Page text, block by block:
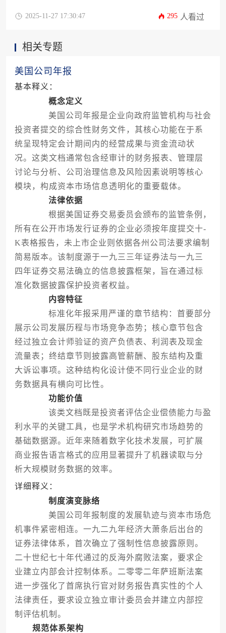
选标准等核心环节，帮助企业在合规前提下优化海
2025-11-27 17:30:47 295 人看过
相关专题
美国公司年报
基本释义：
概念定义
美国公司年报是企业向政府监管机构与社会
投资者提交的综合性财务文件，其核心功能在于系
统呈现特定会计期间内的经营成果与资金流动状
况。这类文档通常包含经审计的财务报表、管理层
讨论与分析、公司治理信息及风险因素说明等核心
模块，构成资本市场信息透明化的重要载体。
法律依据
根据美国证券交易委员会颁布的监管条例，
所有在公开市场发行证券的企业必须按年度提交十-
K表格报告，未上市企业则依据各州公司法要求编制
简易版本。该制度源于一九三三年证券法与一九三
四年证券交易法确立的信息披露框架，旨在通过标
准化数据披露保护投资者权益。
内容特征
标准化年报采用严谨的章节结构：首要部分
展示公司发展历程与市场竞争态势；核心章节包含
经过独立会计师验证的资产负债表、利润表及现金
流量表；终结章节则披露高管薪酬、股东结构及重
大诉讼事项。这种结构化设计使不同行业企业的财
务数据具有横向可比性。
功能价值
该类文档既是投资者评估企业偿债能力与盈
利水平的关键工具，也是学术机构研究市场趋势的
基础数据源。近年来随着数字化技术发展，可扩展
商业报告语言格式的应用显著提升了机器读取与分
析大规模财务数据的效率。
详细释义：
制度演变脉络
美国公司年报制度的发展轨迹与资本市场危
机事件紧密相连。一九二九年经济大萧条后出台的
证券法律体系，首次确立了强制性信息披露原则。
二十世纪七十年代通过的反海外腐败法案，要求企
业建立内部会计控制体系。二零零二年萨班斯法案
进一步强化了首席执行官对财务报告真实性的个人
法律责任，要求设立独立审计委员会并建立内部控
制评估机制。
规范体系架构